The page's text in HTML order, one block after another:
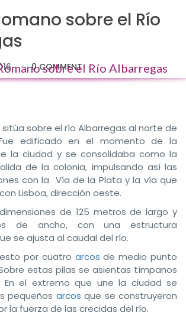
sobre el Río
0 COMMENT
sobre el Río Albarregas
sitúa sobre el río Albarregas al norte de
edificado en el momento de la
la ciudad y se consolidaba como la
de la colonia, impulsando así las
con la Vía de la Plata y la vía que
con Lisboa, dirección oeste.
de 125 metros de largo y
de ancho, con una estructura
se ajusta al caudal del río.
por cuatro arcos de medio punto
estas pilas se asientas tímpanos
En el extremo que une la ciudad se
pequeños arcos que se construyeron
la fuerza de las crecidas del río.